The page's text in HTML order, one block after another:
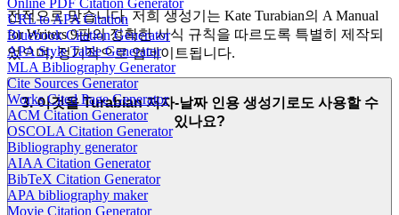
Online PDF Citation Generator
URL to APA Citation
Bluebook Citation Generator
APA Style Table Generator
MLA Bibliography Generator
Cite Sources Generator
Works Cited Page Generator
ACM Citation Generator
OSCOLA Citation Generator
Bibliography generator
AIAA Citation Generator
BibTeX Citation Generator
APA bibliography maker
Movie Citation Generator
전적으로 맞습니다. 저희 생성기는 Kate Turabian의 A Manual
for Writers 9판의 정확한 서식 규칙을 따르도록 특별히 제작되
었으며, 정기적으로 업데이트됩니다.
3. 이것을 Turabian 저자-날짜 인용 생성기로도 사용할 수
있나요?